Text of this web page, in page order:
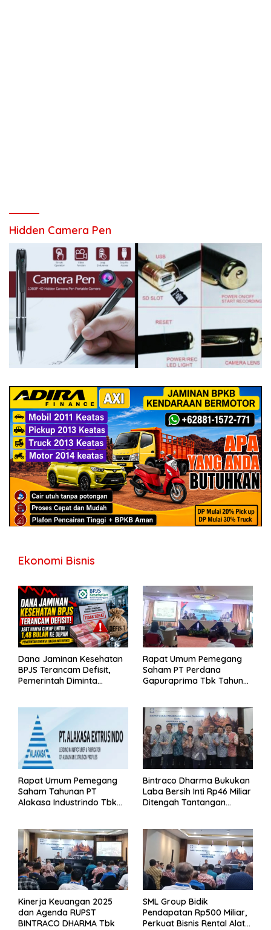
Hidden Camera Pen
Ekonomi Bisnis
Dana Jaminan Kesehatan
BPJS Terancam Defisit,
Pemerintah Diminta
Rapat Umum Pemegang
Saham PT Perdana
Gapuraprima Tbk Tahun
Rapat Umum Pemegang
Saham Tahunan PT
Alakasa Industrindo Tbk
Bintraco Dharma Bukukan
Laba Bersih Inti Rp46 Miliar
Ditengah Tantangan
Kinerja Keuangan 2025
dan Agenda RUPST
BINTRACO DHARMA Tbk
SML Group Bidik
Pendapatan Rp500 Miliar,
Perkuat Bisnis Rental Alat